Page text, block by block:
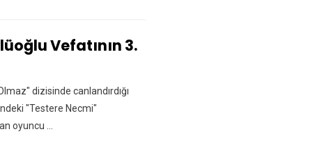
Vefatının 3.
dizisinde canlandırdığı
"Testere Necmi"
oyuncu ...